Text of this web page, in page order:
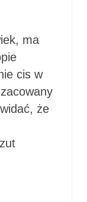
ma
cis w
że